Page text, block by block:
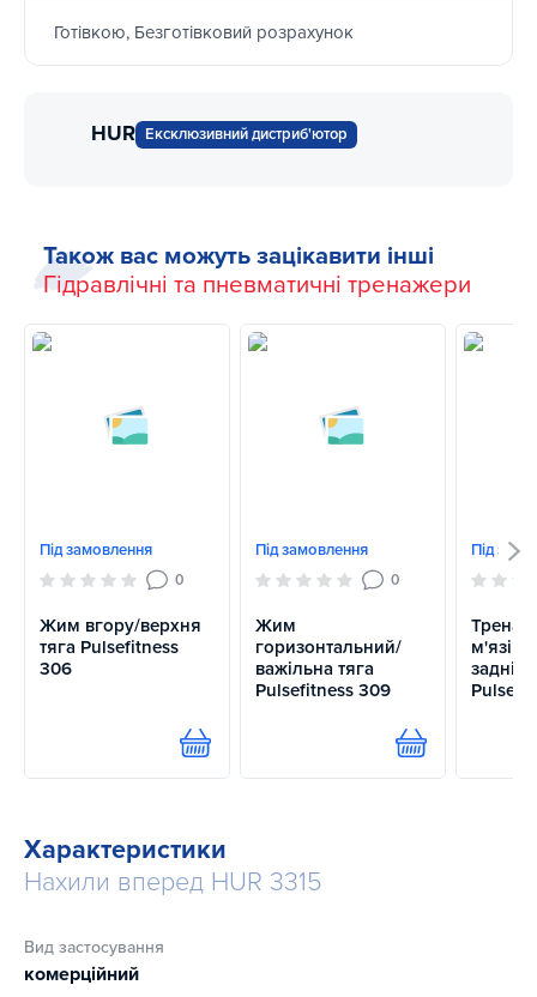
Готівкою, Безготівковий розрахунок
HUR Ексклюзивний дистриб'ютор
Також вас можуть зацікавити інші
Гідравлічні та пневматичні тренажери
Під замовлення
0
Жим вгору/верхня
тяга Pulsefitness
306
Купити
Під замовлення
0
Жим
горизонтальний/
важільна тяга
Pulsefitness 309
Купити
Під
м'язів
задніх
Характеристики
Нахили вперед HUR 3315
Вид застосування
комерційний